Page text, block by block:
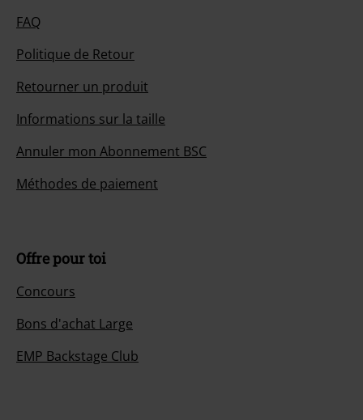
FAQ
Politique de Retour
Retourner un produit
Informations sur la taille
Annuler mon Abonnement BSC
Méthodes de paiement
Offre pour toi
Concours
Bons d'achat Large
EMP Backstage Club